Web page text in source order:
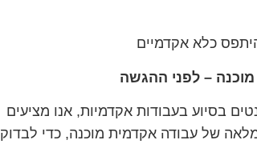
כלא אקדמיים
– לפני ההגשה
בסיוע בעבודות אקדמיות, אנו מציעים
של עבודה אקדמית מוכנה, כדי לבדוק